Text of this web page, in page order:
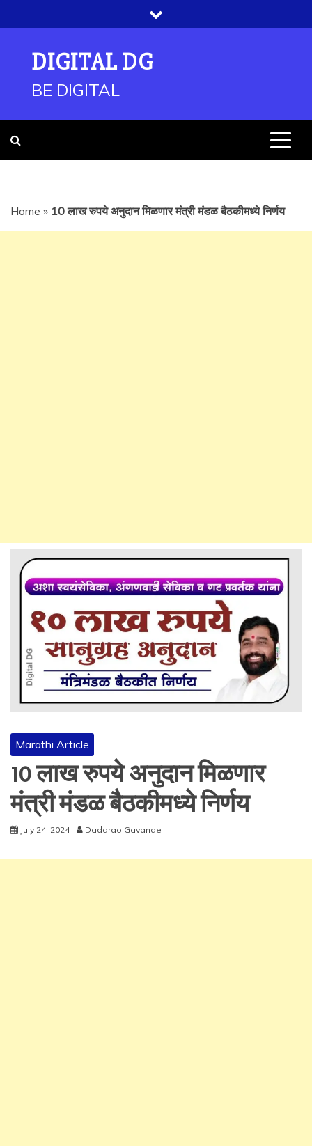
to
DIGITAL DG
BE DIGITAL
Home » 10 लाख रुपये अनुदान मिळणार मंत्री मंडळ बैठकीमध्ये निर्णय
Marathi Article
10 लाख रुपये अनुदान मिळणार
मंत्री मंडळ बैठकीमध्ये निर्णय
July 24, 2024 Dadarao Gavande